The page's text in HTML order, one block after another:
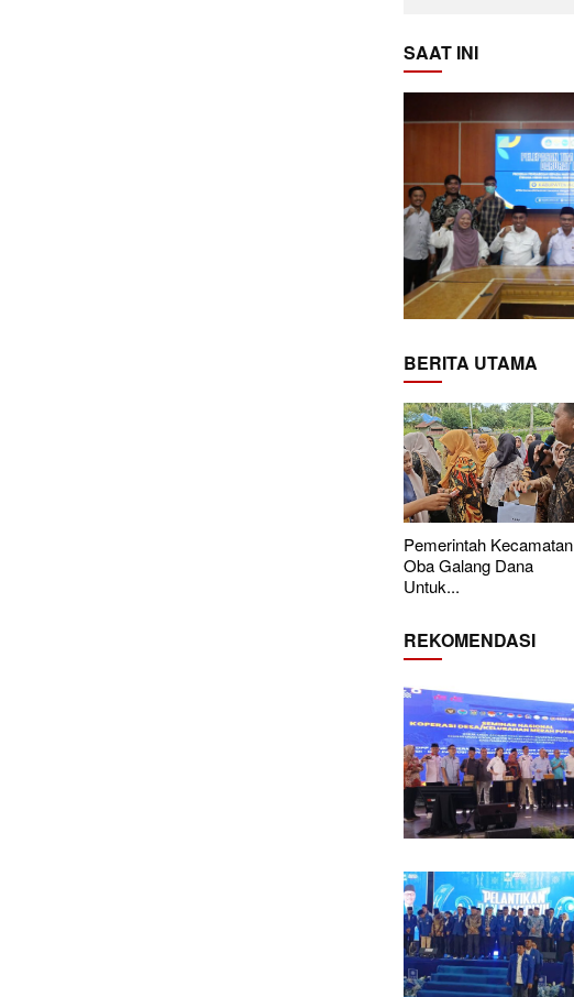
SAAT INI
BERITA UTAMA
Pemerintah Kecamatan
Oba Galang Dana
Untuk...
REKOMENDASI